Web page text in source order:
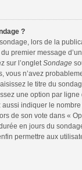
?
lors de la
premier message
sur l’ongletSondage
vous n’avez
le titre du
une option par ligne
indiquer le nombre
de son vote dans «
en jours du
permettre aux